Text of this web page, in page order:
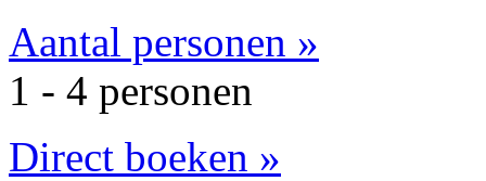
Aantal personen »
1 - 4 personen
Direct boeken »